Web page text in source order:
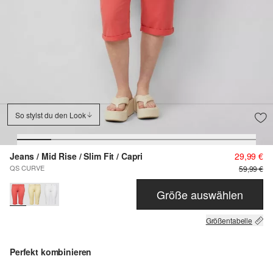
So stylst du den Look
Jeans / Mid Rise / Slim Fit / Capri
QS CURVE
29,99 €
59,99 €
Größe auswählen
Größentabelle
Perfekt kombinieren